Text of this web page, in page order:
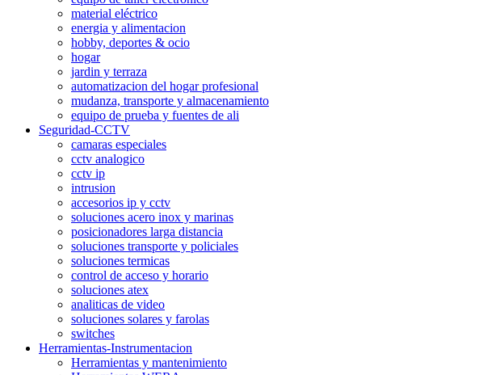
material eléctrico
energia y alimentacion
hobby, deportes & ocio
hogar
jardin y terraza
automatizacion del hogar profesional
mudanza, transporte y almacenamiento
equipo de prueba y fuentes de ali
Seguridad-CCTV
camaras especiales
cctv analogico
cctv ip
intrusion
accesorios ip y cctv
soluciones acero inox y marinas
posicionadores larga distancia
soluciones transporte y policiales
soluciones termicas
control de acceso y horario
soluciones atex
analiticas de video
soluciones solares y farolas
switches
Herramientas-Instrumentacion
Herramientas y mantenimiento